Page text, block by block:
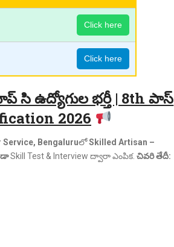
Click here
Click here
సి ఉద్యోగుల భర్తీ | 8th పాస్
2026
Service, BengaluruలోSkilled Artisan –
Skill Test & Interview ద్వారా ఎంపిక. చివరి తేదీ: